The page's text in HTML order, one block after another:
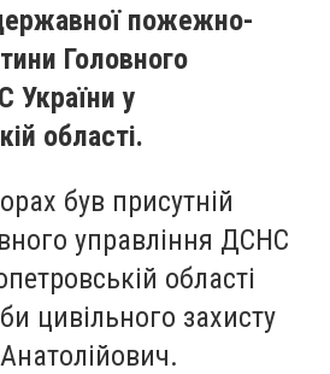
пожежно-
Головного
України у
області.
був присутній
управління ДСНС
області
цивільного захисту